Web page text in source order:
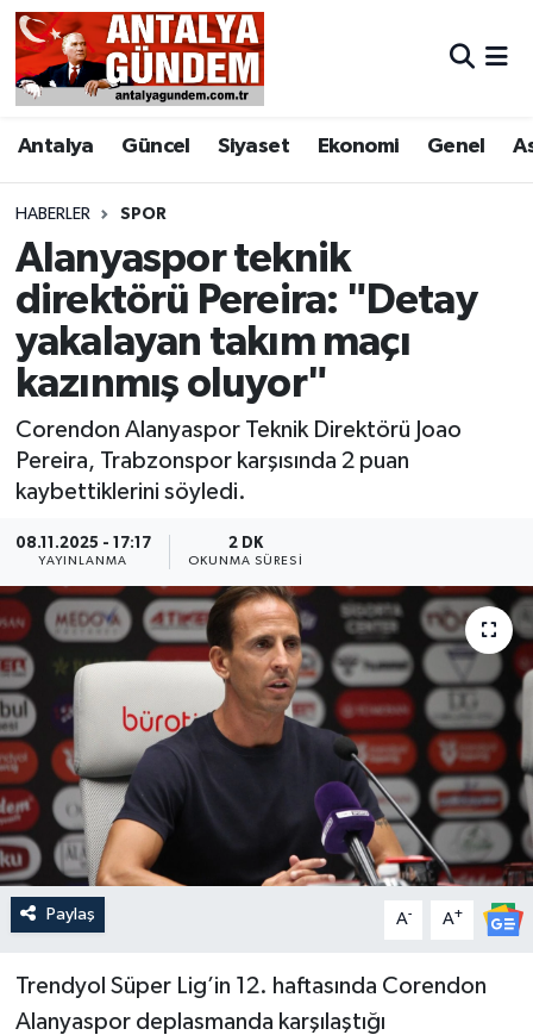
Antalya Güncel Siyaset Ekonomi Genel
HABERLER SPOR
Alanyaspor teknik
direktörü Pereira: "Detay
yakalayan takım maçı
kazınmış oluyor"
Corendon Alanyaspor Teknik Direktörü Joao
Pereira, Trabzonspor karşısında 2 puan
kaybettiklerini söyledi.
08.11.2025 - 17:17
YAYINLANMA
2 DK
OKUNMA SÜRESI
Paylaş A- A+
Trendyol Süper Lig’in 12. haftasında Corendon
Alanyaspor deplasmanda karşılaştığı
Antalya
Asayiş
Bilim & Teknoloji
Bölge
EĞİTİM
Ekonomi
Genel
Kültür & Sanat
Magazin
Resmi İlan
Sağlık & Yaşam
Siyaset
Antalya Nöbetçi Eczaneler
Antalya Hava Durumu
Antalya Namaz Vakitleri
Antalya Trafik Yoğunluk Haritası
Süper Lig Puan Durumu ve Fikstür
Tüm Manşetler
Son Dakika Haberleri